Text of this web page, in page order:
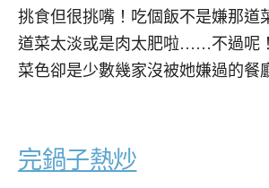
挑食但很挑嘴！吃個飯不是嫌那道
道菜太淡或是肉太肥啦……不過呢
菜色卻是少數幾家沒被她嫌過的餐
完鍋子熱炒